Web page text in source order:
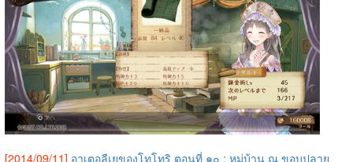
[2014/09/11] อาเตอลีเยของโทโทริ ตอนที่ ๑๐ : หมู่บ้าน ณ ขอบปลาย